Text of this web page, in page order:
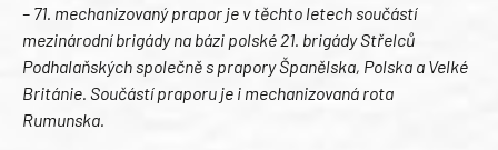
– 71. mechanizovaný prapor je v těchto letech součástí
mezinárodní brigády na bázi polské 21. brigády Střelců
Podhalaňských společně s prapory Španělska, Polska a Velké
Británie. Součástí praporu je i mechanizovaná rota
Rumunska.